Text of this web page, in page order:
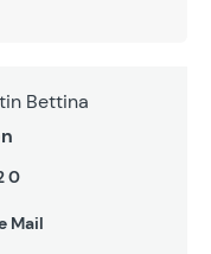
Bettina
0
Mail